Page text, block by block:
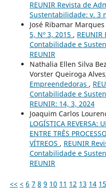
REUNIR Revista de
Sustentabilidade: v. 3
José Ribamar
5, Nº 3, 2015 ,
Contabilidade e
REUNIR
Nathalia Ellen Silva
Vorster Queiroga
Empreendedoras ,
Contabilidade e
REUNIR: 14, 3, 2024
Joaquim Carlos
LOGÍSTICA REVERSA:
ENTRE TRÊS
VÍTREOS , REUNIR
Contabilidade e
REUNIR
<< < 6 7 8 9 10 11 12 13 14 15